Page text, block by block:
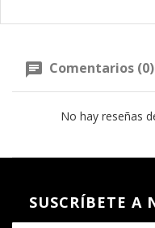
Comentarios (0)
No hay reseñas
SUSCRÍBETE A